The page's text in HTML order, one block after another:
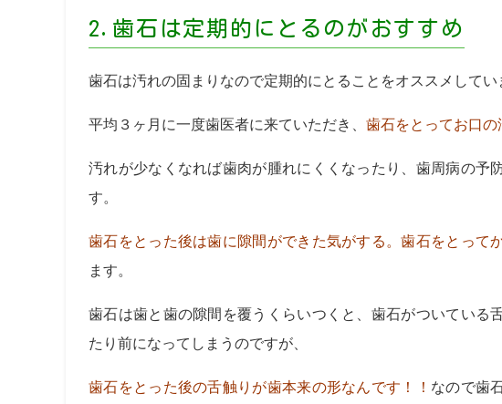
2.歯石は定期的にとるのがおすすめ
歯石は汚れの固まりなので定期的にとることをオススメしてい
平均３ヶ月に一度歯医者に来ていただき、 歯石をとってお口の
汚れが少なくなれば歯肉が腫れにくくなったり、歯周病の予
す。
歯石をとった後は歯に隙間ができた気がする。歯石をとって
ます。
歯石は歯と歯の隙間を覆うくらいつくと、歯石がついている
たり前になってしまうのですが、
歯石をとった後の舌触りが歯本来の形なんです！！ なので歯